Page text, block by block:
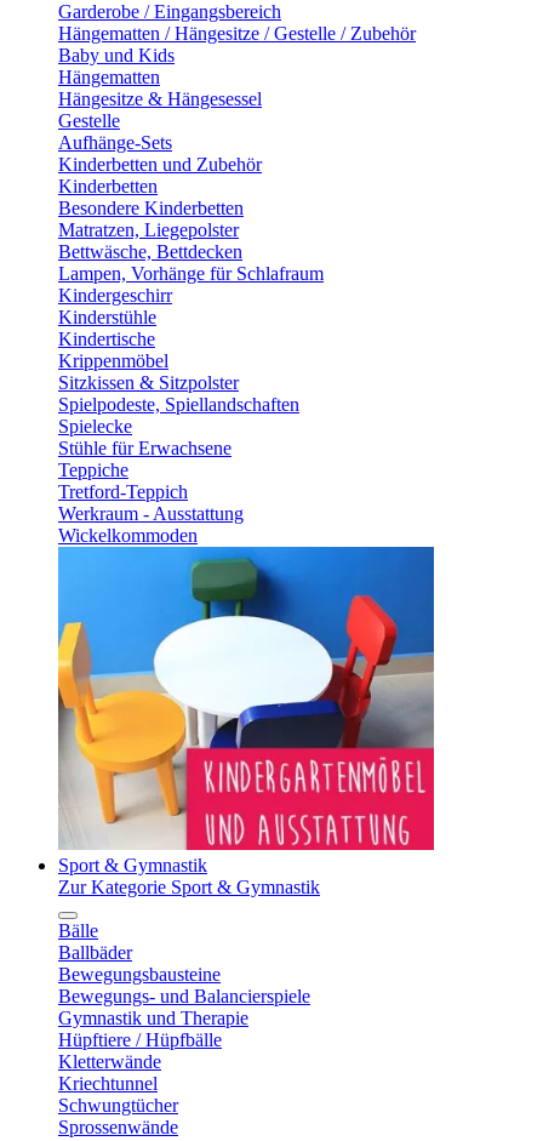
Garderobe / Eingangsbereich
Hängematten / Hängesitze / Gestelle / Zubehör
Baby und Kids
Hängematten
Hängesitze & Hängesessel
Gestelle
Aufhänge-Sets
Kinderbetten und Zubehör
Kinderbetten
Besondere Kinderbetten
Matratzen, Liegepolster
Bettwäsche, Bettdecken
Lampen, Vorhänge für Schlafraum
Kindergeschirr
Kinderstühle
Kindertische
Krippenmöbel
Sitzkissen & Sitzpolster
Spielpodeste, Spiellandschaften
Spielecke
Stühle für Erwachsene
Teppiche
Tretford-Teppich
Werkraum - Ausstattung
Wickelkommoden
Sport & Gymnastik
Zur Kategorie Sport & Gymnastik
Bälle
Ballbäder
Bewegungsbausteine
Bewegungs- und Balancierspiele
Gymnastik und Therapie
Hüpftiere / Hüpfbälle
Kletterwände
Kriechtunnel
Schwungtücher
Sprossenwände